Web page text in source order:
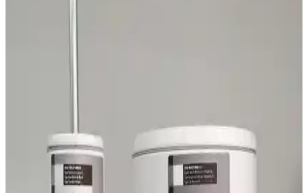
malzeme kalitesiyle günlük kullanım için ideal, ancak kapasite ve
kapak tasarımı bazı kullanıcılar tarafından eleştirilebilir.
Primanova LENOX Çöp Kovası ve Tuvalet Fırçası
Seti Modern ve Şık Banyo Aksesuarları